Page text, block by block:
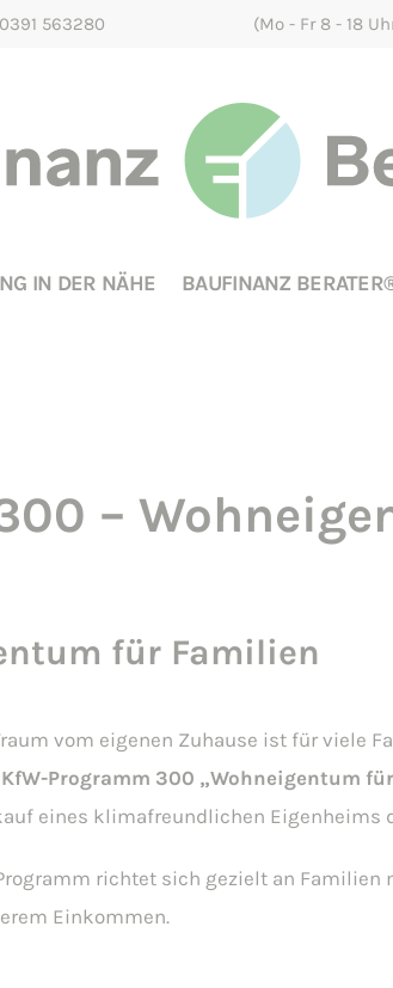
563280 (Mo - Fr 8 - 18
IN DER NÄHE BAUFINANZ
–
für Familien
vom eigenen Zuhause ist für viele
KfW-Programm 300 „Wohneigentum
eines klimafreundlichen Eigenheims
richtet sich gezielt an
Einkommen.